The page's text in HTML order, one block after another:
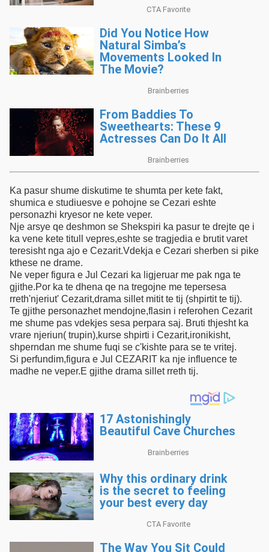
Ka pasur shume diskutime te shumta per kete fakt,
shumica e studiuesve e pohojne se Cezari eshte
personazhi kryesor ne kete veper.
Nje arsye qe deshmon se Shekspiri ka pasur te drejte qe i
ka vene kete titull vepres,eshte se tragjedia e brutit varet
teresisht nga ajo e Cezarit.Vdekja e Cezari sherben si pike
kthese ne drame.
Ne veper figura e Jul Cezari ka ligjeruar me pak nga te
gjithe.Por ka te dhena qe na tregojne me tepersesa
rreth'njeriut' Cezarit,drama sillet mitit te tij (shpirtit te tij).
Te gjithe personazhet mendojne,flasin i referohen Cezarit
me shume pas vdekjes sesa perpara saj. Bruti thjesht ka
vrare njeriun( trupin),kurse shpirti i Cezarit,ironikisht,
shperndan me shume fuqi se c'kishte para se te vritej.
Si perfundim,figura e Jul CEZARIT ka nje influence te
madhe ne veper.E gjithe drama sillet rreth tij.